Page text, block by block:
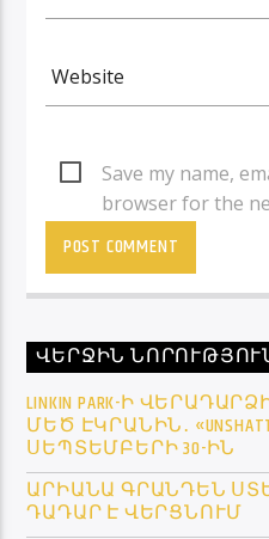
Save my name,
browser for the
ՎԵՐՋԻՆ
LINKIN PARK-Ի
ՄԵԾ ԷԿՐԱՆԻՆ․
ՍԵՊՏԵՄԲԵՐԻ 30-ԻՆ
ԱՐԻԱՆԱ ԳՐԱՆԴԵՆ
ԴԱԴԱՐ Է ՎԵՐՑՆՈՒՄ